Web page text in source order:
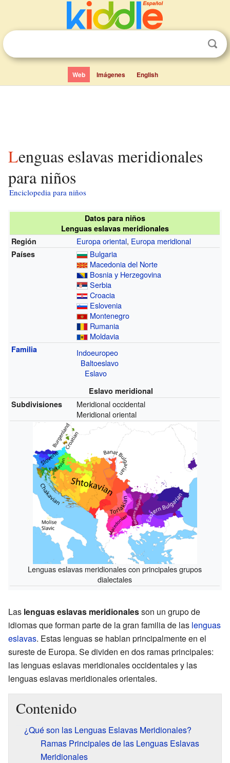
Web Imágenes English
Lenguas eslavas meridionales
para niños
Enciclopedia para niños
Datos para niños
Lenguas eslavas meridionales
Región
Europa oriental, Europa meridional
Países
Bulgaria
Macedonia del Norte
Bosnia y Herzegovina
Serbia
Croacia
Eslovenia
Montenegro
Rumania
Moldavia
Familia
Indoeuropeo
Baltoeslavo
Eslavo
Eslavo meridional
Subdivisiones
Meridional occidental
Meridional oriental
Lenguas eslavas meridionales con principales grupos
dialectales
Las lenguas eslavas meridionalesson un grupo de
idiomas que forman parte de la gran familia de las lenguas
eslavas. Estas lenguas se hablan principalmente en el
sureste de Europa. Se dividen en dos ramas principales:
las lenguas eslavas meridionales occidentales y las
lenguas eslavas meridionales orientales.
Contenido
¿Qué son las Lenguas Eslavas Meridionales?
Ramas Principales de las Lenguas Eslavas
Meridionales